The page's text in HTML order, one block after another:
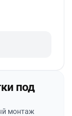
под
монтаж